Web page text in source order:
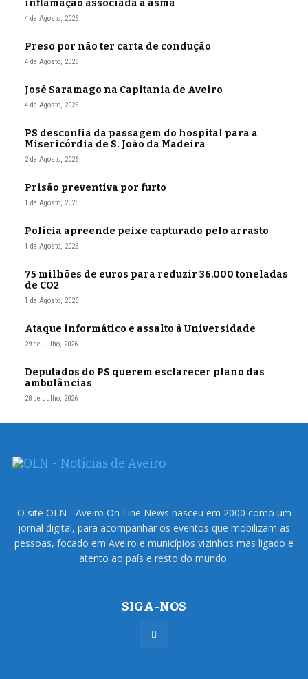
inflamação associada à asma
4 de Agosto, 2026
Preso por não ter carta de condução
4 de Agosto, 2026
José Saramago na Capitania de Aveiro
4 de Agosto, 2026
PS desconfia da passagem do hospital para a
Misericórdia de S. João da Madeira
2 de Agosto, 2026
Prisão preventiva por furto
1 de Agosto, 2026
Polícia apreende peixe capturado pelo arrasto
1 de Agosto, 2026
75 milhões de euros para reduzir 36.000 toneladas
de CO2
1 de Agosto, 2026
Ataque informático e assalto à Universidade
29 de Julho, 2026
Deputados do PS querem esclarecer plano das
ambulâncias
28 de Julho, 2026
O site OLN - Aveiro On Line News nasceu em 2000 como um
jornal digital, para acompanhar os eventos que mobilizam as
pessoas, focado em Aveiro e municípios vizinhos mas ligado e
atento ao país e resto do mundo.
SIGA-NOS